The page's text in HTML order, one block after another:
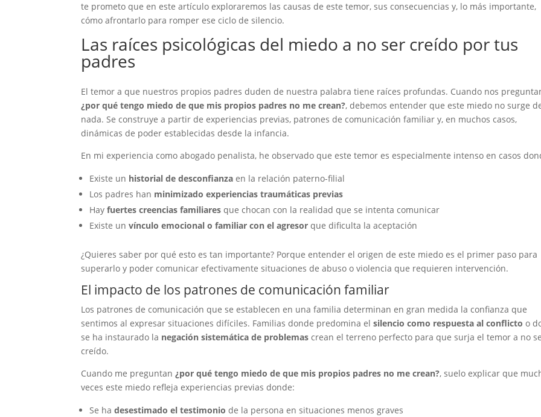
te prometo que en este artículo exploraremos las causas de este temor, sus consecuencias y, lo más importante,
cómo afrontarlo para romper ese ciclo de silencio.
Las raíces psicológicas del miedo a no ser creído por tus
padres
El temor a que nuestros propios padres duden de nuestra palabra tiene raíces profundas. Cuando nos
¿por qué tengo miedo de que mis propios padres no me crean?, debemos entender que este miedo no surge
nada. Se construye a partir de experiencias previas, patrones de comunicación familiar y, en muchos casos,
dinámicas de poder establecidas desde la infancia.
En mi experiencia como abogado penalista, he observado que este temor es especialmente intenso en casos
Existe un historial de desconfianza en la relación paterno-filial
Los padres han minimizado experiencias traumáticas previas
Hayfuertes creencias familiares que chocan con la realidad que se intenta comunicar
Existe unvínculo emocional o familiar con el agresor que dificulta la aceptación
¿Quieres saber por qué esto es tan importante? Porque entender el origen de este miedo es el primer paso para
superarlo y poder comunicar efectivamente situaciones de abuso o violencia que requieren intervención.
El impacto de los patrones de comunicación familiar
Los patrones de comunicación que se establecen en una familia determinan en gran medida la confianza que
sentimos al expresar situaciones difíciles. Familias donde predomina elsilencio como respuesta al conflicto o
se ha instaurado la negación sistemática de problemas crean el terreno perfecto para que surja el temor a no
creído.
Cuando me preguntan¿por qué tengo miedo de que mis propios padres no me crean?, suelo explicar que
veces este miedo refleja experiencias previas donde:
Se hadesestimado el testimonio de la persona en situaciones menos graves